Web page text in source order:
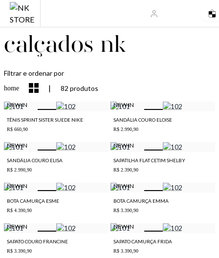
calçados nk
Filtrar e ordenar por
home | 82 produtos
NEW IN
TÊNIS SPRINT SISTER SUEDE NIKE
R$ 660,90
NEW IN
SANDÁLIA COURO ELOISE
R$ 2.990,90
NEW IN
SANDÁLIA COURO ELISA
R$ 2.990,90
NEW IN
SAPATILHA FLAT CETIM SHELBY
R$ 2.390,90
NEW IN
BOTA CAMURÇA ESME
R$ 4.390,90
NEW IN
BOTA CAMURÇA EMMA
R$ 3.390,90
NEW IN
SAPATO COURO FRANCINE
R$ 3.390,90
NEW IN
SAPATO CAMURÇA FRIDA
R$ 3.390,90